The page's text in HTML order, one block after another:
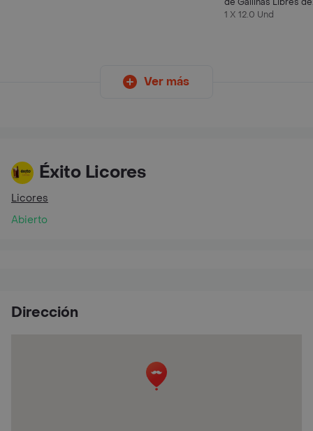
Jaula Tipo AA
1 X 12.0 Und
Ver más
Éxito Licores
Licores
Abierto
Dirección